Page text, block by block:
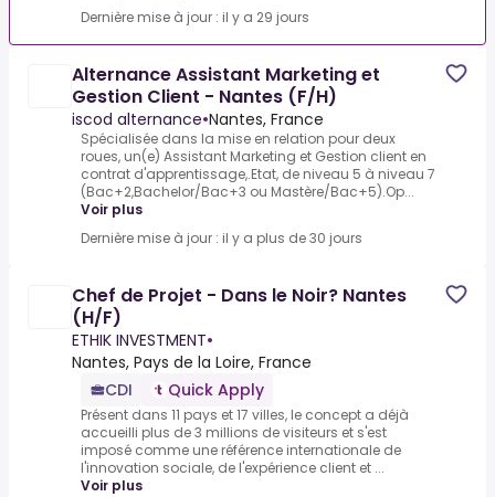
Dernière mise à jour : il y a 29 jours
Alternance Assistant Marketing et
Gestion Client - Nantes (F/H)
iscod alternance•Nantes, France
Spécialisée dans la mise en relation pour deux
roues, un(e) Assistant Marketing et Gestion client en
contrat d'apprentissage,.Etat, de niveau 5 à niveau 7
(Bac+2,Bachelor/Bac+3 ou Mastère/Bac+5).Op...
Voir plus
Dernière mise à jour : il y a plus de 30 jours
Chef de Projet - Dans le Noir? Nantes
(H/F)
ETHIK INVESTMENT•
Nantes, Pays de la Loire, France
CDI
Quick Apply
Présent dans 11 pays et 17 villes, le concept a déjà
accueilli plus de 3 millions de visiteurs et s'est
imposé comme une référence internationale de
l'innovation sociale, de l'expérience client et ...
Voir plus